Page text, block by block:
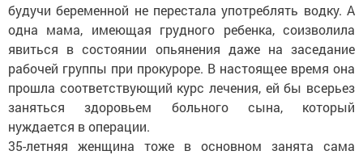
будучи беременной не перестала употреблять водку. А
одна мама, имеющая грудного ребенка, соизволила
явиться в состоянии опьянения даже на заседание
рабочей группы при прокуроре. В настоящее время она
прошла соответствующий курс лечения, ей бы всерьез
заняться здоровьем больного сына, который
нуждается в операции.
35-летняя женщина тоже в основном занята сама